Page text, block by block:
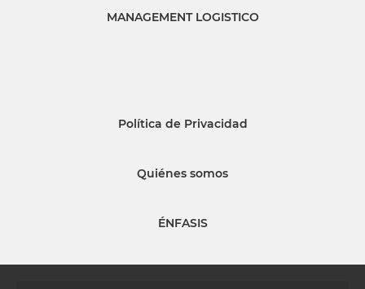
MANAGEMENT LOGISTICO
Política de Privacidad
Quiénes somos
ÉNFASIS